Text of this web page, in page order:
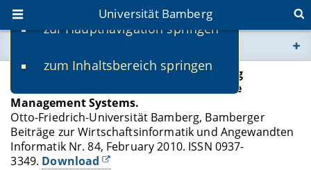
zur Hauptnavigation springen
zum Inhaltsbereich springen
Universität Bamberg
www.uni-bamberg.de
univis.uni-bamberg.de
fis.uni-bamberg.de
Zirkel W.,Wirtz G:A Process for Identifying
Predictive Correlation Patterns in Service
Management Systems.
Otto-Friedrich-Universität Bamberg, Bamberger
Beiträge zur Wirtschaftsinformatik und Angewandten
Informatik Nr. 84, February 2010. ISSN 0937-
3349. Download